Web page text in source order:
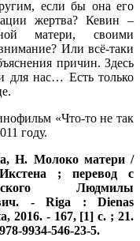
если бы она его
жертва? Кевин –
матери, своими
Или всё-таки
причин. Здесь
для нас… Есть только
«Что-то не так
году.
Н. Молоко матери /
; перевод с
Людмилы
- Riga : Dienas
2016. - 167, [1] с. ; 21.
9934-546-23-5.